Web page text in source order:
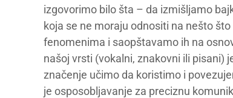
izgovorimo bilo šta – da izmišljamo
koja se ne moraju odnositi na nešto
fenomenima i saopštavamo ih na
našoj vrsti (vokalni, znakovni ili pisani)
značenje učimo da koristimo i
je osposobljavanje za preciznu